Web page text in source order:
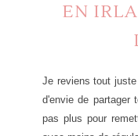
EN
Je reviens tout
d'envie de
pas plus pour